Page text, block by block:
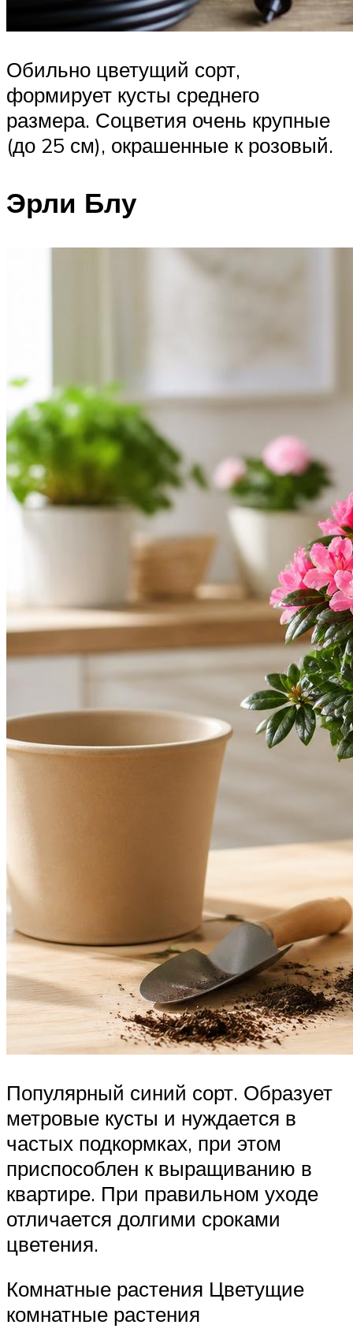
Обильно цветущий сорт,
формирует кусты среднего
размера. Соцветия очень крупные
(до 25 см), окрашенные к розовый.
Эрли Блу
Популярный синий сорт. Образует
метровые кусты и нуждается в
частых подкормках, при этом
приспособлен к выращиванию в
квартире. При правильном уходе
отличается долгими сроками
цветения.
Комнатные растения Цветущие
комнатные растения